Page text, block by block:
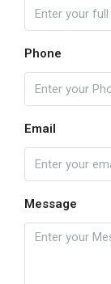
Phone
Email
Message